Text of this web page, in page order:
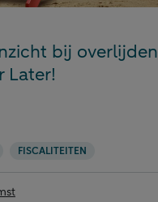
bij overlijden
Later!
FISCALITEITEN